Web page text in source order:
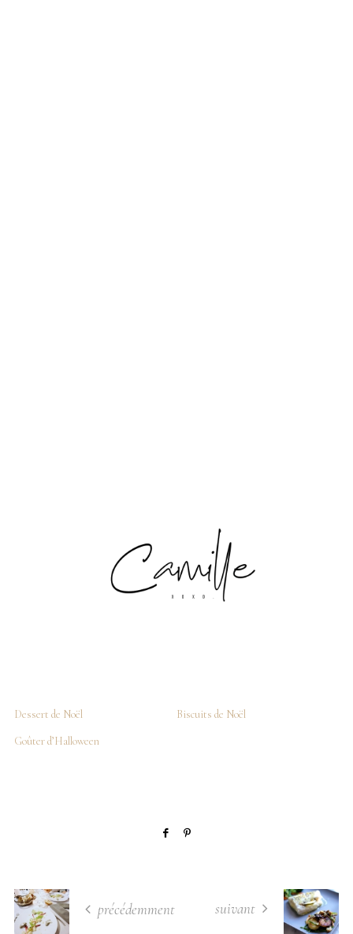
Dessert de Noël
Biscuits de Noël
Goûter d’Halloween
précédemment suivant